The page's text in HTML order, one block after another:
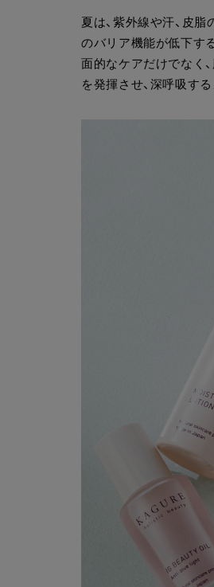
夏は、紫外線や汗、皮
のバリア機能が低下す
面的なケアだけでなく
を発揮させ、深呼吸す